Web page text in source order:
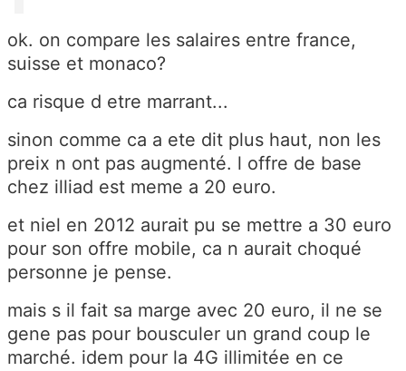
ok. on compare les salaires entre france,
suisse et monaco?
ca risque d etre marrant...
sinon comme ca a ete dit plus haut, non les
preix n ont pas augmenté. l offre de base
chez illiad est meme a 20 euro.
et niel en 2012 aurait pu se mettre a 30 euro
pour son offre mobile, ca n aurait choqué
personne je pense.
mais s il fait sa marge avec 20 euro, il ne se
gene pas pour bousculer un grand coup le
marché. idem pour la 4G illimitée en ce